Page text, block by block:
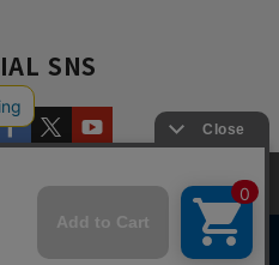
SNS
テンツ改善のためにCookieを使用
の使用に同意したものとみな